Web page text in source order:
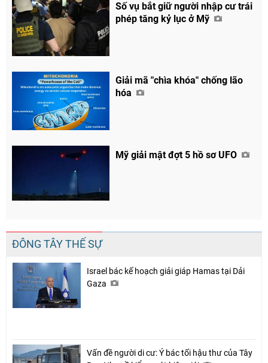
Số vụ bắt giữ người nhập cư trái
phép tăng kỷ lục ở Mỹ
Giải mã "chìa khóa" chống lão
hóa
Mỹ giải mật đợt 5 hồ sơ UFO
ĐÔNG TÂY THẾ SỰ
Israel bác kế hoạch giải giáp Hamas tại Dải
Gaza
Vấn đề người di cư: Ý bác tối hậu thư của Tây